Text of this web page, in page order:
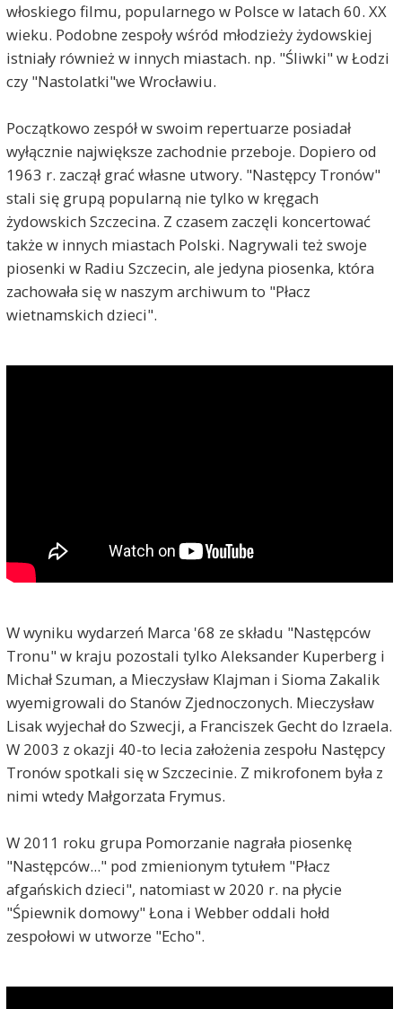
włoskiego filmu, popularnego w Polsce w latach 60. XX
wieku. Podobne zespoły wśród młodzieży żydowskiej
istniały również w innych miastach. np. "Śliwki" w Łodzi
czy "Nastolatki"we Wrocławiu.
Początkowo zespół w swoim repertuarze posiadał
wyłącznie największe zachodnie przeboje. Dopiero od
1963 r. zaczął grać własne utwory. "Następcy Tronów"
stali się grupą popularną nie tylko w kręgach
żydowskich Szczecina. Z czasem zaczęli koncertować
także w innych miastach Polski. Nagrywali też swoje
piosenki w Radiu Szczecin, ale jedyna piosenka, która
zachowała się w naszym archiwum to "Płacz
wietnamskich dzieci".
W wyniku wydarzeń Marca '68 ze składu "Następców
Tronu" w kraju pozostali tylko Aleksander Kuperberg i
Michał Szuman, a Mieczysław Klajman i Sioma Zakalik
wyemigrowali do Stanów Zjednoczonych. Mieczysław
Lisak wyjechał do Szwecji, a Franciszek Gecht do Izraela.
W 2003 z okazji 40-to lecia założenia zespołu Następcy
Tronów spotkali się w Szczecinie. Z mikrofonem była z
nimi wtedy Małgorzata Frymus.
W 2011 roku grupa Pomorzanie nagrała piosenkę
"Następców..." pod zmienionym tytułem "Płacz
afgańskich dzieci", natomiast w 2020 r. na płycie
"Śpiewnik domowy" Łona i Webber oddali hołd
zespołowi w utworze "Echo".